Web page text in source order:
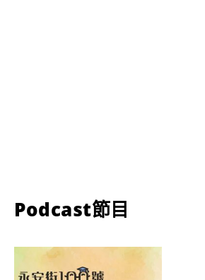
Podcast節目